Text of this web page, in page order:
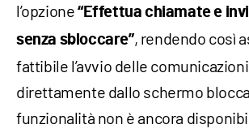
l’opzione “Effettua chiamate e
senza sbloccare”, rendendo così
fattibile l’avvio delle
direttamente dallo schermo
funzionalità non è ancora